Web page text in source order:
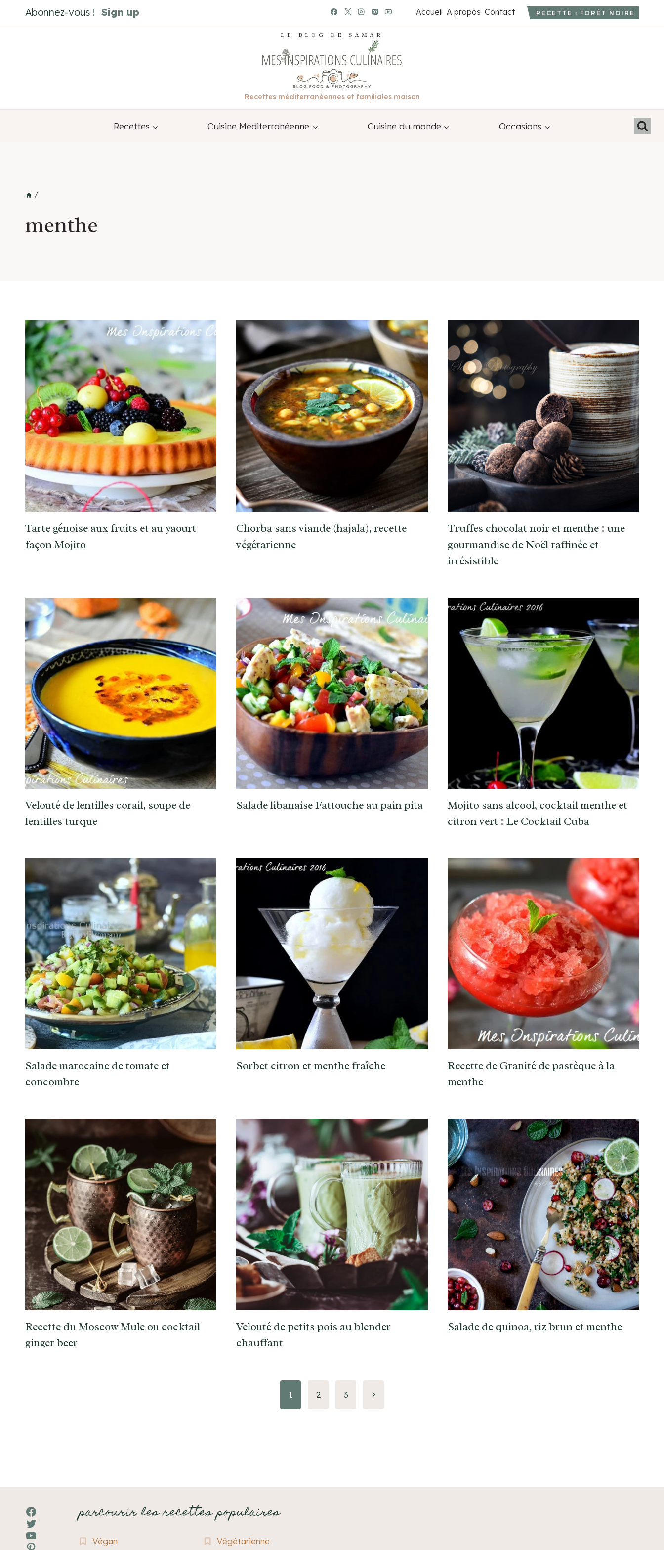
au
Abonnez-vous ! Sign up Accueil A propos Contact RECETTE : FORÊT NOIRE
LE BLOG DE SAMAR
Recettes méditerranéennes et familiales maison
Recettes Cuisine Méditerranéenne Cuisine du monde Occasions
/
menthe
Tarte génoise aux fruits et au yaourt
façon Mojito
Chorba sans viande (hajala), recette
végétarienne
Truffes chocolat noir et menthe : une
gourmandise de Noël raffinée et
irrésistible
Velouté de lentilles corail, soupe de
lentilles turque
Salade libanaise Fattouche au pain pita
Mojito sans alcool, cocktail menthe et
citron vert : Le Cocktail Cuba
Salade marocaine de tomate et
concombre
Sorbet citron et menthe fraîche
Recette de Granité de pastèque à la
menthe
Recette du Moscow Mule ou cocktail
ginger beer
Velouté de petits pois au blender
chauffant
Salade de quinoa, riz brun et menthe
1 2 3
Page
Facebook
Twitter
YouTube
Pinterest
parcourir les recettes populaires
Végan Végétarienne